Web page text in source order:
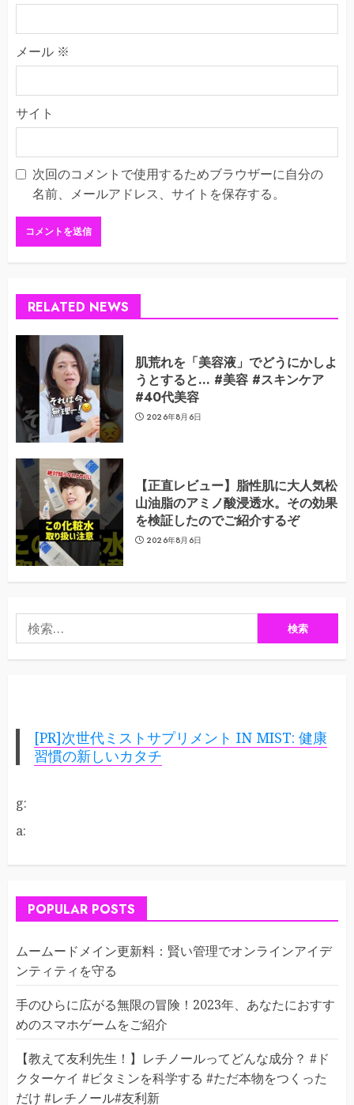
メール ※
サイト
次回のコメントで使用するためブラウザーに自分の
名前、メールアドレス、サイトを保存する。
RELATED NEWS
肌荒れを「美容液」でどうにかしよ
うとすると… #美容 #スキンケア
#40代美容
2026年8月6日
【正直レビュー】脂性肌に大人気松
山油脂のアミノ酸浸透水。その効果
を検証したのでご紹介するぞ
2026年8月6日
索:
[PR]次世代ミストサプリメント IN MIST: 健康
習慣の新しいカタチ
g:
a:
POPULAR POSTS
ムームードメイン更新料：賢い管理でオンラインアイデ
ンティティを守る
手のひらに広がる無限の冒険！2023年、あなたにおすす
めのスマホゲームをご紹介
【教えて友利先生！】レチノールってどんな成分？ #ド
クターケイ #ビタミンを科学する #ただ本物をつくった
だけ #レチノール#友利新